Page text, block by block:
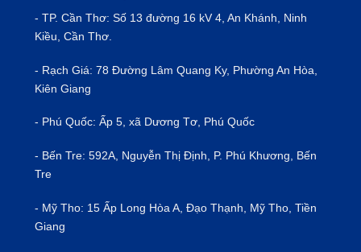
- TP.Cần Thơ: Số 13 đường 16 kV 4, An Khánh, Ninh
Kiều, Cần Thơ.
- Rạch Giá: 78 Đường Lâm Quang Ky, Phường An Hòa,
Kiên Giang
- Phú Quốc: Ấp 5, xã Dương Tơ, Phú Quốc
- Bến Tre: 592A, Nguyễn Thị Định, P. Phú Khương, Bến
Tre
- Mỹ Tho: 15 Ấp Long Hòa A, Đạo Thạnh, Mỹ Tho, Tiền
Giang